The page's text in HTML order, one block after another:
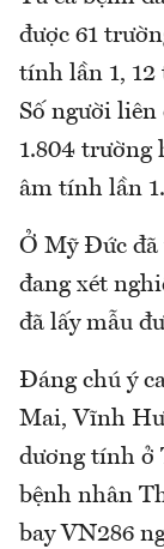
được 61
tính lần 1, 12
Số người
1.804 trường
âm tính lần 1.
Ở Mỹ Đức đã
đang xét
đã lấy mẫu
Đáng chú ý
Mai, Vĩnh
dương tính ở
bệnh nhân
bay VN286